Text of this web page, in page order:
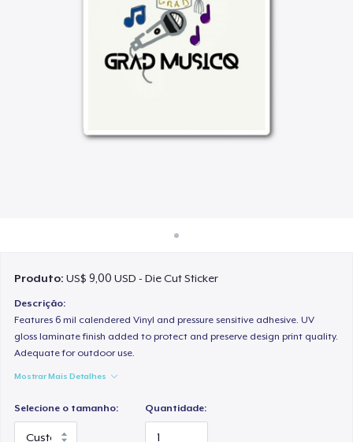
Venda em todo lugar
Venda qualquer coisa
Produto:US$ 9,00 USD - Die Cut Sticker
Descrição:
Features 6 mil calendered Vinyl and pressure sensitive adhesive. UV
gloss laminate finish added to protect and preserve design print quality.
Adequate for outdoor use.
Mostrar Mais Detalhes
Selecione o tamanho: Quantidade: